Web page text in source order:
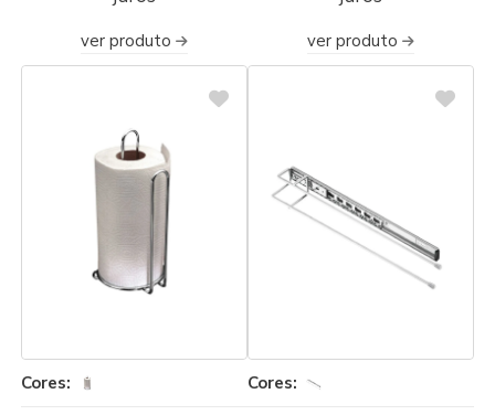
ver produto ver produto
Cores: Cores: